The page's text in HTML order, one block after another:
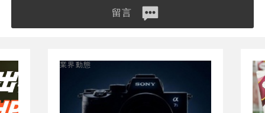
留言
業界動態